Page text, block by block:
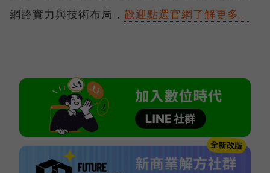
網路實力與技術布局， 歡迎點選官網了解更多。